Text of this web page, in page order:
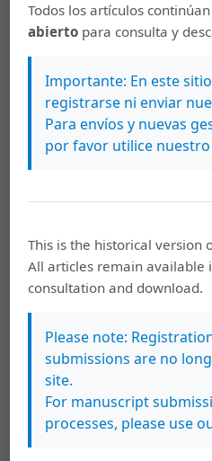
Duque-Aristizábal, C., Vera-
Gutiérrez, A. (2010).
narrativos en primeros
literatura. Ocnos: Revista de
6, 35-44. Recuperado de
https://www.revista.uclm.es/
Echeverría-Acosta, L. y
Comprehesion Profile
habilidades de pensamiento
comprensión de lectura en
desarrollo]. Profile, 12(1), 107-
http://dialnet.unirioja.es/
codigo=4858465
Fernández, J. (2005). Matriz
docente de educación
de Educación, 36(2), 1-14.
http://www.rieoei.org/
Todos los artículos
abierto para consulta y
Importante: En este
registrarse ni enviar
Para envíos y nuevas
por favor utilice nuestro
This is the historical version
All articles remain available
consultation and download.
Please note:
submissions are no
site.
For manuscript
processes, please use